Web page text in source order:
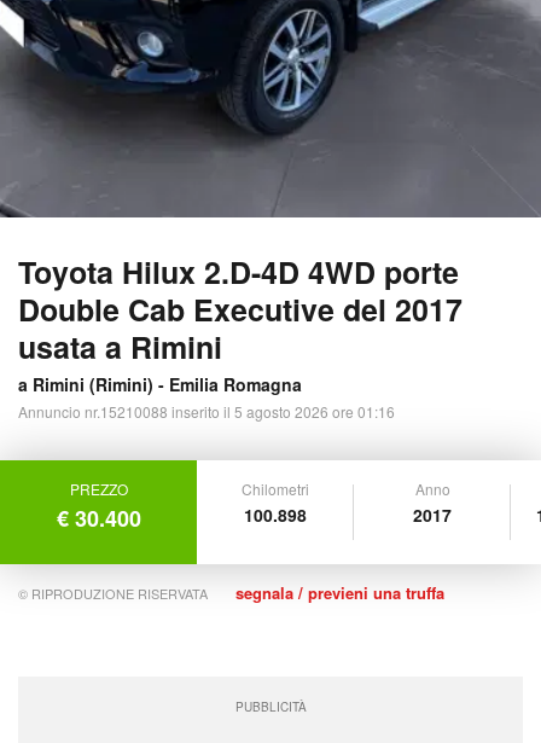
Toyota Hilux 2.D-4D 4WD porte
Double Cab Executive del 2017
usata a Rimini
a Rimini (Rimini) - Emilia Romagna
Annuncio nr.15210088 inserito il 5 agosto 2026 ore 01:16
PREZZO
€ 30.400
Chilometri
100.898
Anno
2017
© RIPRODUZIONE RISERVATA segnala / previeni una truffa
PUBBLICITÀ